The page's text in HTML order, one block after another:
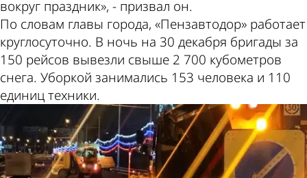
вокруг праздник», - призвал он.
По словам главы города, «Пензавтодор» работает
круглосуточно. В ночь на 30 декабря бригады за
150 рейсов вывезли свыше 2 700 кубометров
снега. Уборкой занимались 153 человека и 110
единиц техники.